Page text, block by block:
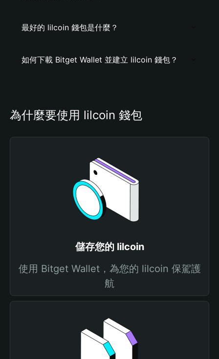
最好的 lilcoin 錢包是什麼？
如何下載 Bitget Wallet 並建立 lilcoin 錢包？
為什麼要使用 lilcoin 錢包
儲存您的 lilcoin
使用 Bitget Wallet，為您的 lilcoin 保駕護
航